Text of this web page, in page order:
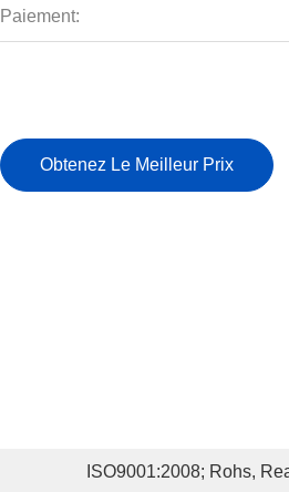
Paiement:
Obtenez Le Meilleur Prix
ISO9001:2008; Rohs,